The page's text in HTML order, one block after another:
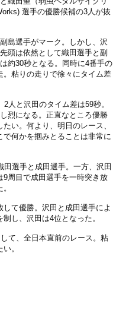
選手の優勝候補の3人が抜
島選手がマーク。しかし、沢
頭は依然として織田選手と副
約30秒となる。同時に4番手の
粘りの走りで徐々にタイム差
人と沢田のタイム差は59秒。
烈になる。正直なところ優勝
い。何より、明日のレース、
何かを掴みとることは非常に
選手と成田選手。一方、沢田
周目で成田選手を一時突き放
て優勝。沢田と成田選手によ
し、沢田は4位となった。
て、全日本直前のレース。粘
。